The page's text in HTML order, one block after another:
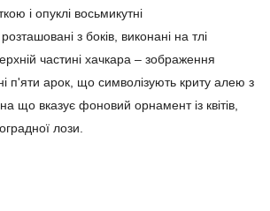
і опуклі восьмикутні
з боків, виконані на тлі
частині хачкара – зображення
п'яти арок, що символізують криту алею з
що вказує фоновий орнамент із квітів,
лози.